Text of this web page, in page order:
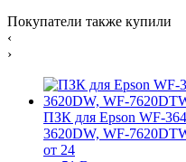
Покупатели также купили
‹
›
ПЗК для Epson WF-
3620DW, WF-
от 24